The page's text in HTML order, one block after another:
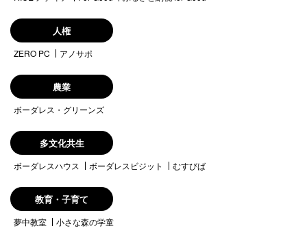
人権
ZERO PC アノサポ
農業
ボーダレス・グリーンズ
多文化共生
ボーダレスハウス ボーダレスビジット むすびば
教育・子育て
夢中教室 小さな森の学童